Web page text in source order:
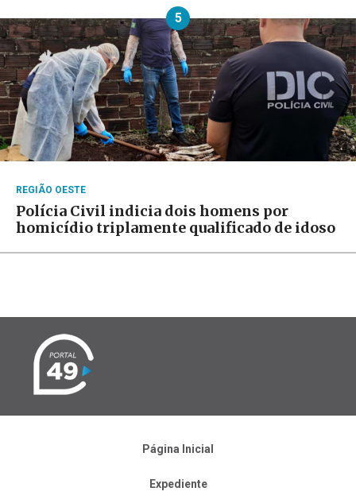
5
REGIÃO OESTE
Polícia Civil indicia dois homens por
homicídio triplamente qualificado de idoso
Página Inicial
Expediente